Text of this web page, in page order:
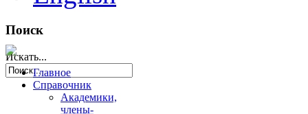
Поиск
Искать...
Главное
Справочник
Академики,
члены-